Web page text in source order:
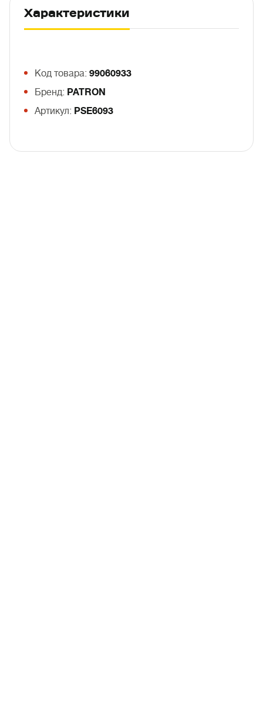
Характеристики
Код товара: 99060933
Бренд: PATRON
Артикул: PSE6093